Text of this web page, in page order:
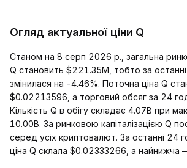
Огляд актуальної ціни Q
Станом на 8 серп 2026 р., загальна
Q становить $221.35M, тобто за
змінилася на -4.46%. Поточна ціна Q
$0.02213596, а торговий обсяг за 24
Кількість Q в обігу складає 4.07B при
10.00B. За ринковою капіталізацією Q
серед усіх криптовалют. За останні 24
ціна Q склала $0.02333266, а